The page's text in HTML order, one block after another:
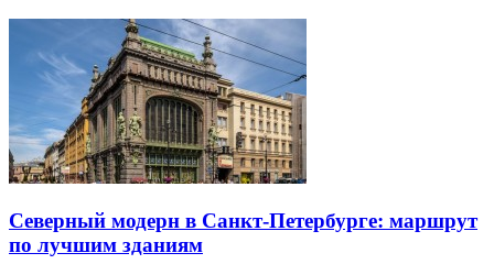
Северный модерн в Санкт-Петербурге: маршрут
по лучшим зданиям